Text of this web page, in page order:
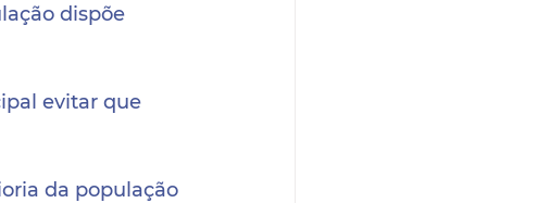
dispõe
evitar que
da população